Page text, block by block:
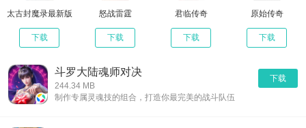
太古封魔录最新版
下载
怒战雷霆
下载
君临传奇
下载
原始传奇
下载
斗罗大陆魂师对决
244.34 MB
下载
制作专属灵魂技的组合，打造你最完美的战斗队伍